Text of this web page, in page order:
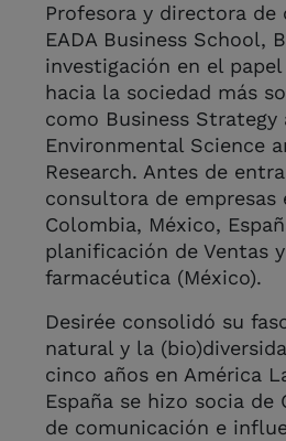
Profesora y directora
EADA Business School,
investigación en el
hacia la sociedad más
como Business
Environmental Science
Research. Antes de
consultora de empresas
Colombia, México,
planificación de Ventas
farmacéutica (México).
Desirée consolidó su
natural y la
cinco años en América
España se hizo socia de
de comunicación e